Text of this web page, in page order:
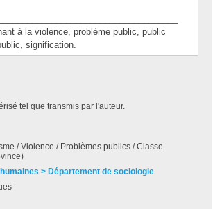
à la violence, problème public, public
signification.
tel que transmis par l'auteur.
/ Violence / Problèmes publics / Classe
> Département de sociologie